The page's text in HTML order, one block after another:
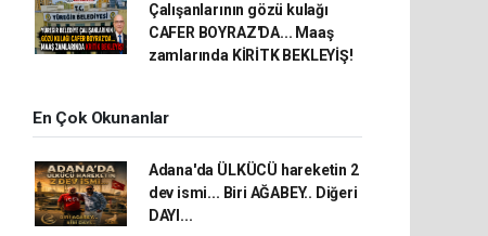
Çalışanlarının gözü kulağı
CAFER BOYRAZ'DA... Maaş
zamlarında KİRİTK BEKLEYİŞ!
En Çok Okunanlar
Adana'da ÜLKÜCÜ hareketin 2
dev ismi... Biri AĞABEY.. Diğeri
DAYI...